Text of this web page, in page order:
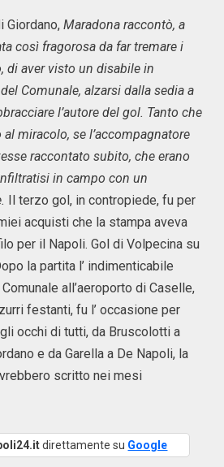
Giordano, Maradona raccontò, a
così fragorosa da far tremare i
di aver visto un disabile in
Comunale, alzarsi dalla sedia a
l’autore del gol. Tanto che
miracolo, se l’accompagnatore
raccontato subito, che erano
in campo con un
Il terzo gol, in contropiede, fu per
acquisti che la stampa aveva
per il Napoli. Gol di Volpecina su
la partita l’ indimenticabile
all’aeroporto di Caselle,
festanti, fu l’ occasione per
occhi di tutti, da Bruscolotti a
e da Garella a De Napoli, la
scritto nei mesi
direttamente su Google